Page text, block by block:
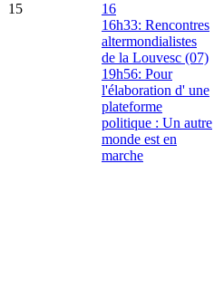
15
16
16h33: Rencontres
altermondialistes
de la Louvesc (07)
19h56: Pour
l'élaboration d' une
plateforme
politique : Un autre
monde est en
marche